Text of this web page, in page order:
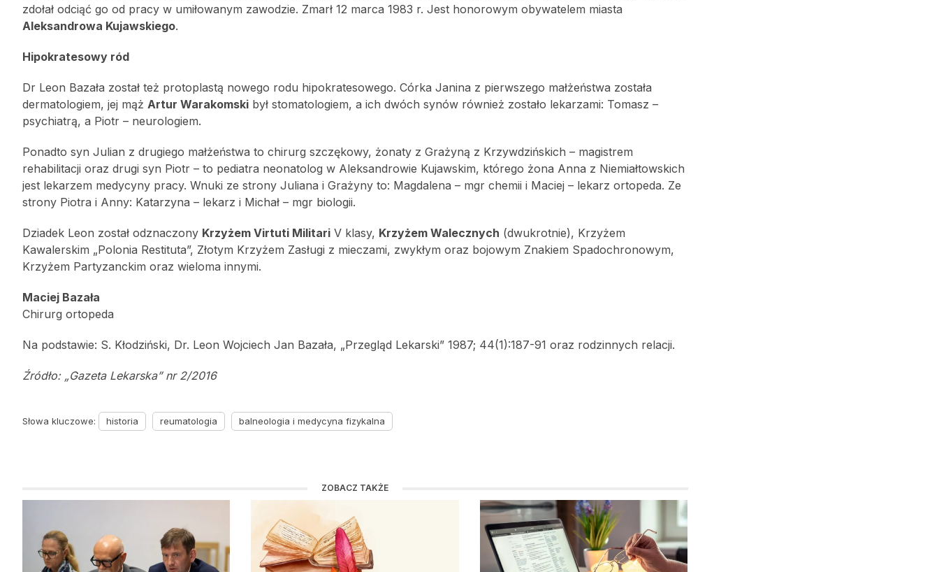
zdołał odciąć go od pracy w umiłowanym zawodzie. Zmarł 12 marca 1983 r. Jest honorowym obywatelem miasta
Aleksandrowa Kujawskiego.
Hipokratesowy ród
Dr Leon Bazała został też protoplastą nowego rodu hipokratesowego. Córka Janina z pierwszego małżeństwa została
dermatologiem, jej mąż Artur Warakomski był stomatologiem, a ich dwóch synów również zostało lekarzami: Tomasz –
psychiatrą, a Piotr – neurologiem.
Ponadto syn Julian z drugiego małżeństwa to chirurg szczękowy, żonaty z Grażyną z Krzywdzińskich – magistrem
rehabilitacji oraz drugi syn Piotr – to pediatra neonatolog w Aleksandrowie Kujawskim, którego żona Anna z Niemiałtowskich
jest lekarzem medycyny pracy. Wnuki ze strony Juliana i Grażyny to: Magdalena – mgr chemii i Maciej – lekarz ortopeda. Ze
strony Piotra i Anny: Katarzyna – lekarz i Michał – mgr biologii.
Dziadek Leon został odznaczony Krzyżem Virtuti Militari V klasy, Krzyżem Walecznych (dwukrotnie), Krzyżem
Kawalerskim „Polonia Restituta”, Złotym Krzyżem Zasługi z mieczami, zwykłym oraz bojowym Znakiem Spadochronowym,
Krzyżem Partyzanckim oraz wieloma innymi.
Maciej Bazała
Chirurg ortopeda
Na podstawie: S. Kłodziński, Dr. Leon Wojciech Jan Bazała, „Przegląd Lekarski” 1987; 44(1):187-91 oraz rodzinnych relacji.
Źródło: „Gazeta Lekarska” nr 2/2016
Słowa kluczowe: historia reumatologia balneologia i medycyna fizykalna
ZOBACZ TAKŻE